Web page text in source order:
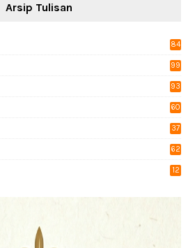
Arsip Tulisan
84
99
93
60
37
62
12